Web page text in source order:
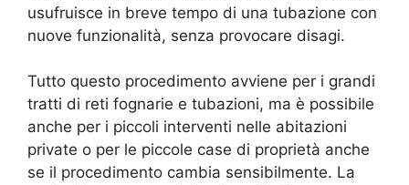
usufruisce in breve tempo di una tubazione con
nuove funzionalità, senza provocare disagi.
Tutto questo procedimento avviene per i grandi
tratti di reti fognarie e tubazioni, ma è possibile
anche per i piccoli interventi nelle abitazioni
private o per le piccole case di proprietà anche
se il procedimento cambia sensibilmente. La